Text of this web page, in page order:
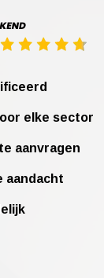
elke sector
aanvragen
aandacht